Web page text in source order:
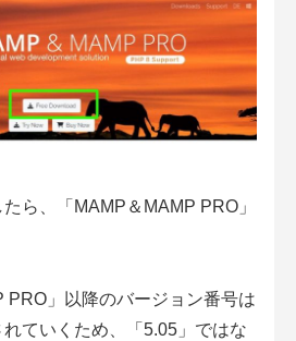
ら、「MAMP＆MAMP PRO」
」以降のバージョン番号は
ていくため、「5.05」ではな